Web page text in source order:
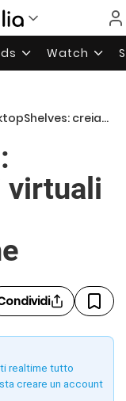
Watch
creiamo scaffali virtuali su Mac- VideoRecensione
virtuali
realtime tutto
creare un account